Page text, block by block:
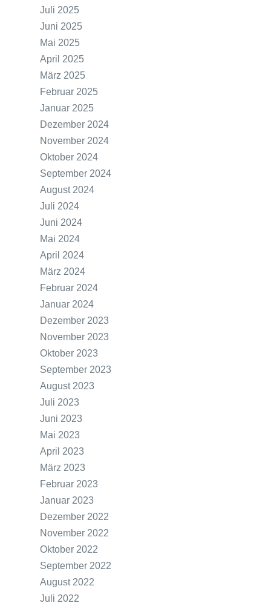
Juli 2025
Juni 2025
Mai 2025
April 2025
März 2025
Februar 2025
Januar 2025
Dezember 2024
November 2024
Oktober 2024
September 2024
August 2024
Juli 2024
Juni 2024
Mai 2024
April 2024
März 2024
Februar 2024
Januar 2024
Dezember 2023
November 2023
Oktober 2023
September 2023
August 2023
Juli 2023
Juni 2023
Mai 2023
April 2023
März 2023
Februar 2023
Januar 2023
Dezember 2022
November 2022
Oktober 2022
September 2022
August 2022
Juli 2022